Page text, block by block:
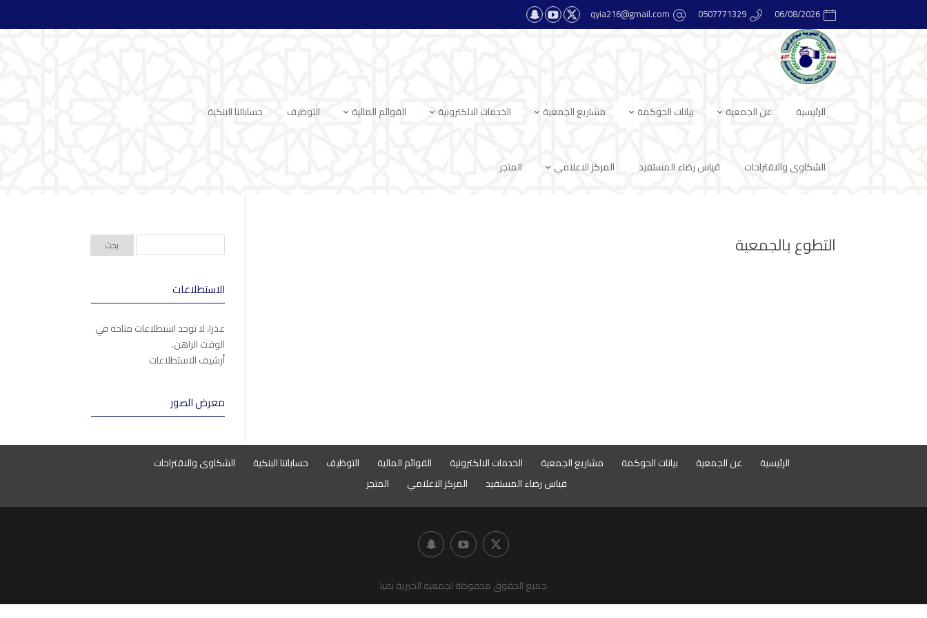
06/08/2026
0507771329
qyia216@gmail.com
الرئيسية عن الجمعية بيانات الحوكمة مشاريع الجمعية الخدمات الالكترونية القوائم المالية التوظيف حساباتنا البنكية
الشكاوى والاقتراحات قياس رضاء المستفيد المركز الاعلامي المتجر
التطوع بالجمعية
الاستطلاعات
عذرا، لا توجد استطلاعات متاحة في
الوقت الراهن.
أرشيف الاستطلاعات
معرض الصور
الرئيسية عن الجمعية بيانات الحوكمة مشاريع الجمعية الخدمات الالكترونية القوائم المالية التوظيف حساباتنا البنكية
الشكاوى والاقتراحات
قياس رضاء المستفيد
المركز الاعلامي المتجر
جميع الحقوق محفوظة لجمعية الخيرية بقيا